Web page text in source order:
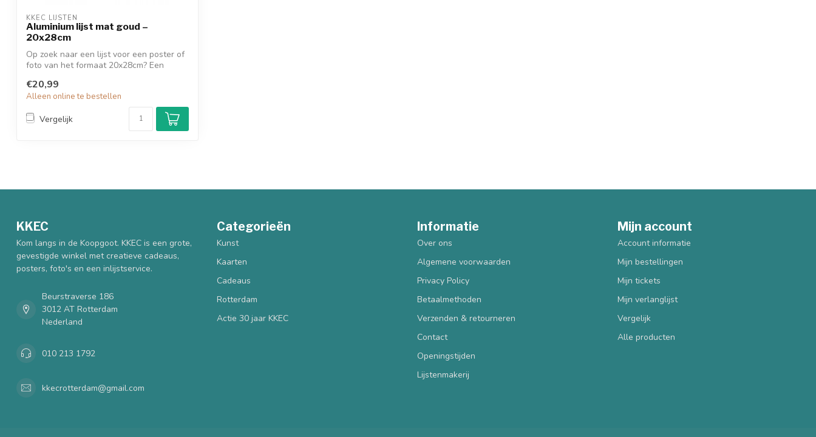
KKEC LIJSTEN
Aluminium lijst mat goud –
20x28cm
Op zoek naar een lijst voor een poster of
foto van het formaat 20x28cm? Een
€20,99
Alleen online te bestellen
Vergelijk
KKEC
Kom langs in de Koopgoot. KKEC is een grote,
gevestigde winkel met creatieve cadeaus,
posters, foto's en een inlijstservice.
Beurstraverse 186
3012 AT Rotterdam
Nederland
010 213 1792
kkecrotterdam@gmail.com
Categorieën
Kunst
Kaarten
Cadeaus
Rotterdam
Actie 30 jaar KKEC
Informatie
Over ons
Algemene voorwaarden
Privacy Policy
Betaalmethoden
Verzenden & retourneren
Contact
Openingstijden
Lijstenmakerij
Mijn account
Account informatie
Mijn bestellingen
Mijn tickets
Mijn verlanglijst
Vergelijk
Alle producten